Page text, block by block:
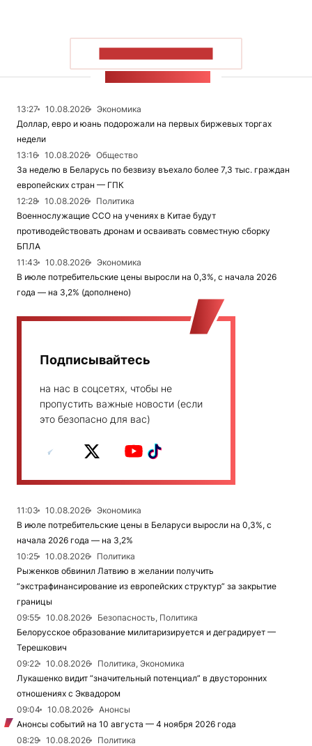
13:27 10.08.2026
Экономика
Доллар, евро и юань подорожали на первых биржевых торгах
недели
13:16
10.08.2026
Общество
За неделю в Беларусь по безвизу въехало более 7,3 тыс. граждан
европейских стран — ГПК
12:28
10.08.2026
Политика
Военнослужащие ССО на учениях в Китае будут
противодействовать дронам и осваивать совместную сборку
БПЛА
11:43
10.08.2026
Экономика
В июле потребительские цены выросли на 0,3%, с начала 2026
года — на 3,2% (дополнено)
Подписывайтесь
на нас в соцсетях, чтобы не
пропустить важные новости (если
это безопасно для вас)
11:03 10.08.2026
Экономика
В июле потребительские цены в Беларуси выросли на 0,3%, с
начала 2026 года — на 3,2%
10:25
10.08.2026
Политика
Рыженков обвинил Латвию в желании получить
“экстрафинансирование из европейских структур” за закрытие
границы
09:55
10.08.2026
Безопасность, Политика
Белорусское образование милитаризируется и деградирует —
Терешкович
09:22
10.08.2026
Политика, Экономика
Лукашенко видит “значительный потенциал” в двусторонних
отношениях с Эквадором
09:04
10.08.2026
Анонсы
Анонсы событий на 10 августа — 4 ноября 2026 года
08:29
10.08.2026
Политика